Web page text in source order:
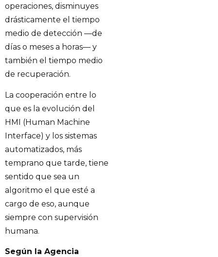
operaciones, disminuyes
drásticamente el tiempo
medio de detección —de
días o meses a horas— y
también el tiempo medio
de recuperación.
La cooperación entre lo
que es la evolución del
HMI (Human Machine
Interface) y los sistemas
automatizados, más
temprano que tarde, tiene
sentido que sea un
algoritmo el que esté a
cargo de eso, aunque
siempre con supervisión
humana.
Según la Agencia